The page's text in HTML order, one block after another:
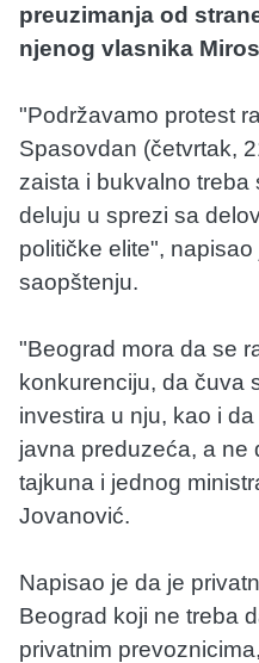
preuzimanja od
njenog vlasnika
"Podržavamo protest
Spasovdan (četvrtak,
zaista i bukvalno treba
deluju u sprezi sa
političke elite",
saopštenju.
"Beograd mora da se
konkurenciju, da čuva
investira u nju, kao i
javna preduzeća, a ne
tajkuna i jednog
Jovanović.
Napisao je da je
Beograd koji ne treba
privatnim